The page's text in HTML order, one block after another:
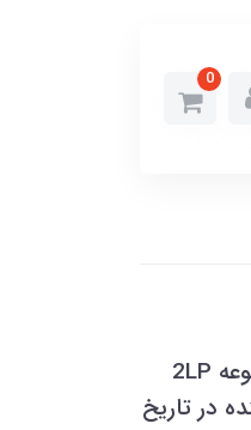
0
آلبوم "II" از گروه راک افسانه‌ای Led Zeppelin، اکنون در قالب یک مجموعه 2LP
در تاریخ